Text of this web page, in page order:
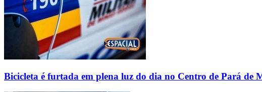
Bicicleta é furtada em plena luz do dia no Centro de Pará de